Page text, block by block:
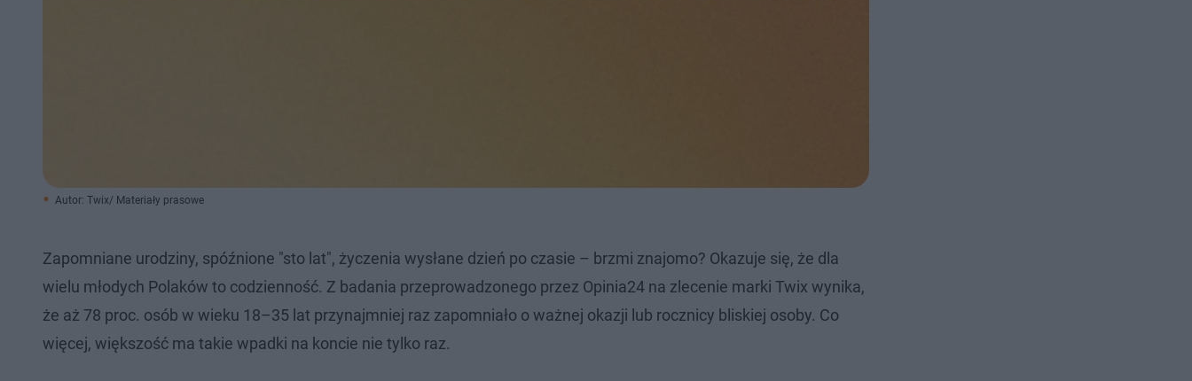
Autor: Twix/ Materiały prasowe
Zapomniane urodziny, spóźnione "sto lat", życzenia wysłane dzień po czasie – brzmi znajomo? Okazuje się, że dla
wielu młodych Polaków to codzienność. Z badania przeprowadzonego przez Opinia24 na zlecenie marki Twix wynika,
że aż 78 proc. osób w wieku 18–35 lat przynajmniej raz zapomniało o ważnej okazji lub rocznicy bliskiej osoby. Co
więcej, większość ma takie wpadki na koncie nie tylko raz.